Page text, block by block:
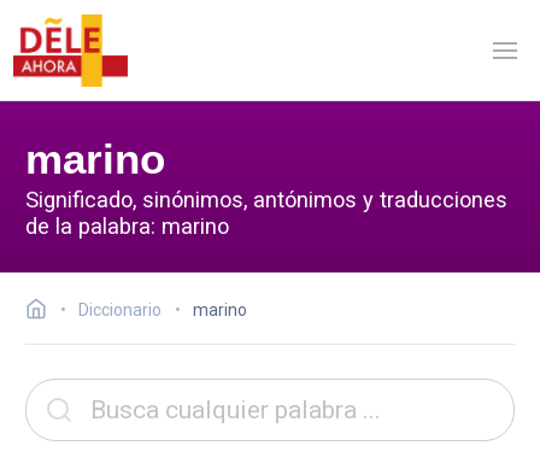
marino
Significado, sinónimos, antónimos y traducciones
de la palabra: marino
Diccionario marino